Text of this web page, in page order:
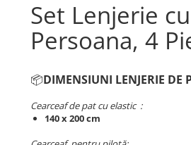
Set Lenjerie
Persoana, 4
📦DIMENSIUNI LENJERIE DE
Cearceaf de pat cu elastic :
140 x 200 cm